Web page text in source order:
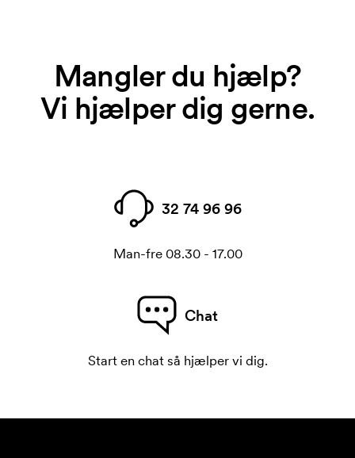
Mangler du hjælp?
Vi hjælper dig gerne.
32 74 96 96
Man-fre 08.30 - 17.00
Chat
Start en chat så hjælper vi dig.